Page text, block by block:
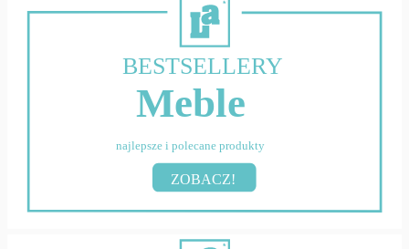
BESTSELLERY
Meble
najlepsze i polecane produkty
ZOBACZ!